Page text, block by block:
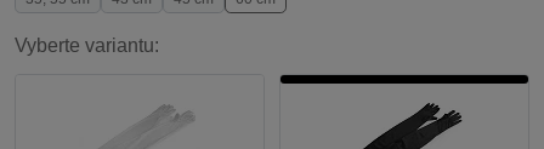
Vyberte variantu: